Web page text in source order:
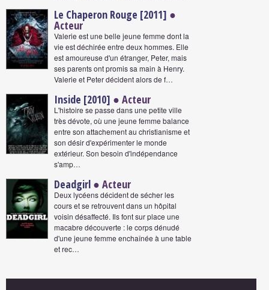
Le Chaperon Rouge [2011] ●
Acteur
Valerie est une belle jeune femme dont la
vie est déchirée entre deux hommes. Elle
est amoureuse d'un étranger, Peter, mais
ses parents ont promis sa main à Henry.
Valerie et Peter décident alors de f…
Inside [2010] ● Acteur
L'histoire se passe dans une petite ville
très dévote, où une jeune femme balance
entre son attachement au christianisme et
son désir d'expérimenter le monde
extérieur. Son besoin d'indépendance
s'amp…
Deadgirl ● Acteur
Deux lycéens décident de sécher les
cours et se retrouvent dans un hôpital
voisin désaffecté. Ils font sur place une
macabre découverte : le corps dénudé
d'une jeune femme enchaînée à une table
et rec…